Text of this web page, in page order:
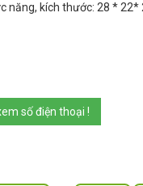
năng, kích thước: 28 * 22*
số điện thoại !